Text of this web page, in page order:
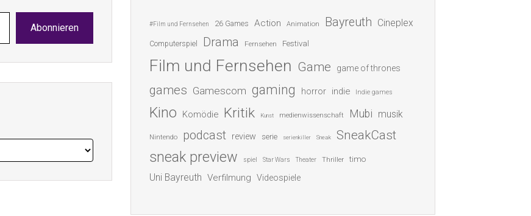
Abonnieren #Film und Fernsehen 26 Games Action Animation Bayreuth Cineplex
Computerspiel Drama Fernsehen Festival
Film und Fernsehen Game game of thrones
games Gamescom gaming horror indie Indie games
Kino Komödie Kritik Kunst medienwissenschaft Mubi musik
Nintendo podcast review serie serienkiller Sneak SneakCast
sneak preview spiel Star Wars Theater Thriller timo
Uni Bayreuth Verfilmung Videospiele